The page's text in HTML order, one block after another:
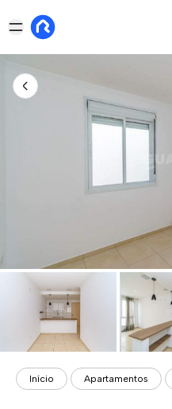
Início Apartamentos